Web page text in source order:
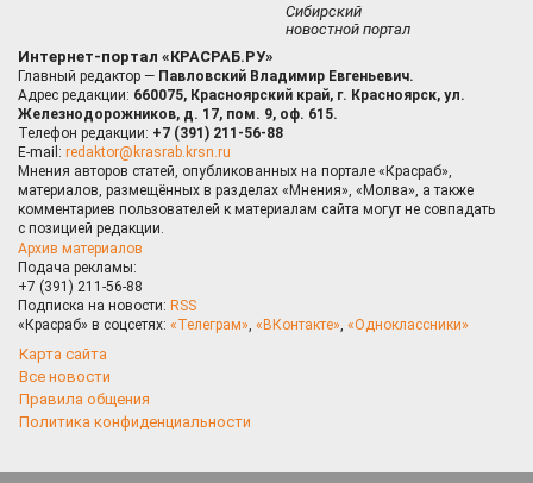
Сибирский
новостной портал
Интернет-портал «КРАСРАБ.РУ»
Главный редактор — Павловский Владимир Евгеньевич.
Адрес редакции: 660075, Красноярский край, г. Красноярск, ул.
Железнодорожников, д. 17, пом. 9, оф. 615.
Телефон редакции: +7 (391) 211-56-88
E-mail: redaktor@krasrab.krsn.ru
Мнения авторов статей, опубликованных на портале «Красраб»,
материалов, размещённых в разделах «Мнения», «Молва», а также
комментариев пользователей к материалам сайта могут не совпадать
с позицией редакции.
Архив материалов
Подача рекламы:
+7 (391) 211-56-88
Подписка на новости: RSS
«Красраб» в соцсетях: «Телеграм», «ВКонтакте», «Одноклассники»
Карта сайта
Все новости
Правила общения
Политика конфиденциальности